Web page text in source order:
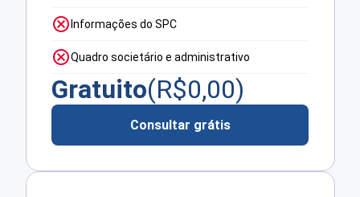
Informações do SPC
Quadro societário e administrativo
Gratuito(R$0,00)
Consultar grátis